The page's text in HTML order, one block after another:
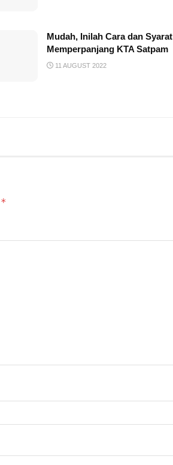
Mudah, Inilah Cara dan Syarat
Memperpanjang KTA Satpam
11 AUGUST 2022
*